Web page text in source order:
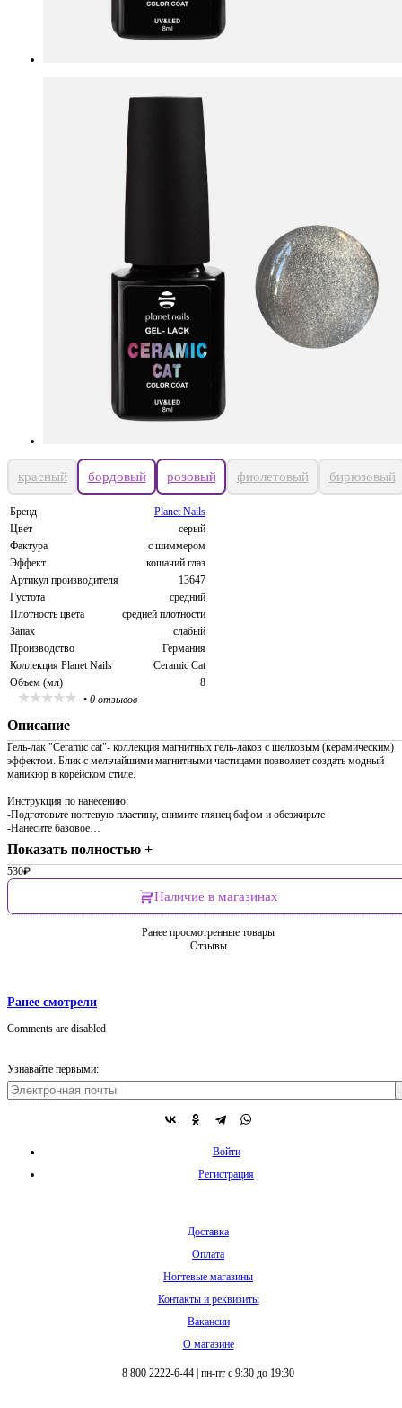
красный бордовый розовый фиолетовый бирюзовый
Бренд
Planet Nails
Цвет
серый
Фактура
с шиммером
Эффект
кошачий глаз
Артикул производителя
13647
Густота
средний
Плотность цвета
средней плотности
Запах
слабый
Производство
Германия
Коллекция Planet Nails
Ceramic Cat
Объем (мл)
8
• 0 отзывов
Описание
Гель-лак "Ceramic cat"- коллекция магнитных гель-лаков с шелковым (керамическим)
эффектом. Блик с мельчайшими магнитными частицами позволяет создать модный
маникюр в корейском стиле.
Инструкция по нанесению:
-Подготовьте ногтевую пластину, снимите глянец бафом и обезжирьте
-Нанесите базовое…
Показать полностью +
530₽
Наличие в магазинах
Ранее просмотренные товары
Отзывы
Ранее смотрели
Comments are disabled
Узнавайте первыми:
Войти
Регистрация
Доставка
Оплата
Ногтевые магазины
Контакты и реквизиты
Вакансии
О магазине
8 800 2222-6-44 пн-пт с 9:30 до 19:30